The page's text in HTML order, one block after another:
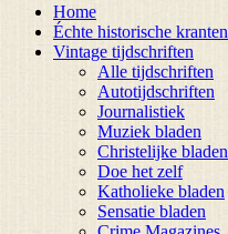
Home
Échte historische kranten
Vintage tijdschriften
Alle tijdschriften
Autotijdschriften
Journalistiek
Muziek bladen
Christelijke bladen
Doe het zelf
Katholieke bladen
Sensatie bladen